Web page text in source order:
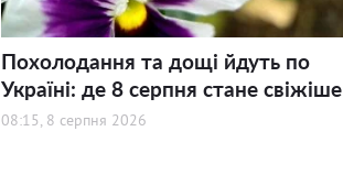
Похолодання та дощі йдуть по
Україні: де 8 серпня стане свіжіше
08:15, 8 серпня 2026